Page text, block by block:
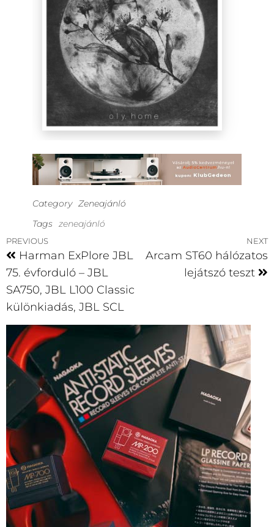
Category Zeneajánló
Tags zeneajánló
PREVIOUS
Harman ExPlore JBL
75. évforduló – JBL
SA750, JBL L100 Classic
különkiadás, JBL SCL
NEXT
Arcam ST60 hálózatos
lejátszó teszt